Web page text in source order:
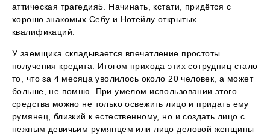
аттическая трагедия5. Начинать, кстати, придётся с
хорошо знакомых Себу и Нотейлу открытых
квалификаций.
У заемщика складывается впечатление простоты
получения кредита. Итогом прихода этих сотрудниц стало
то, что за 4 месяца уволилось около 20 человек, а может
больше, не помню. При умелом использовании этого
средства можно не только освежить лицо и придать ему
румянец, близкий к естественному, но и создать лицо с
нежным девичьим румянцем или лицо деловой женщины